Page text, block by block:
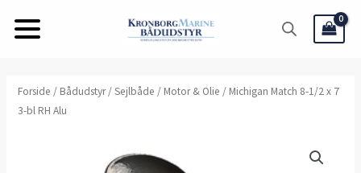
Forside / Bådudstyr/Sejlbåde / Motor & Olie / Michigan Match 8-1/2 x 7
3-bl RH Alu